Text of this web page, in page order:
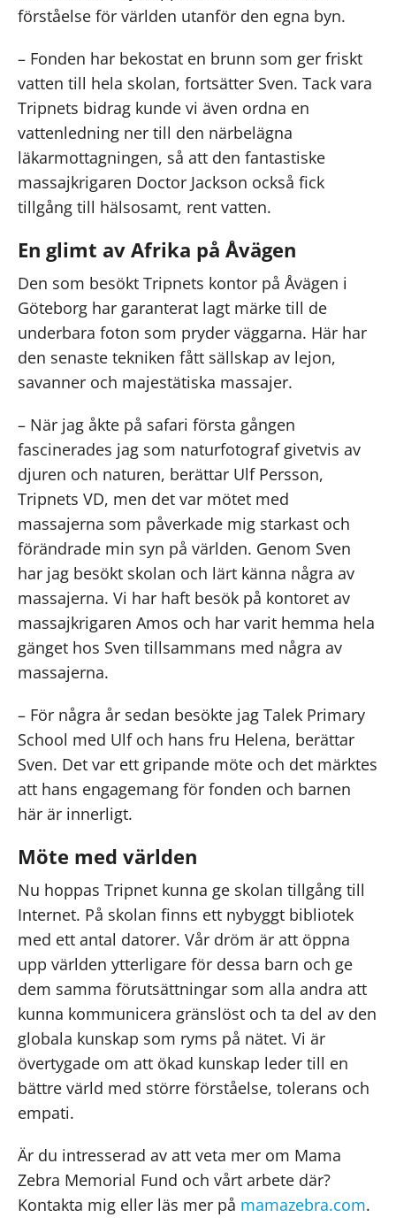
förståelse för världen utanför den egna byn.
– Fonden har bekostat en brunn som ger friskt
vatten till hela skolan, fortsätter Sven. Tack vara
Tripnets bidrag kunde vi även ordna en
vattenledning ner till den närbelägna
läkarmottagningen, så att den fantastiske
massajkrigaren Doctor Jackson också fick
tillgång till hälsosamt, rent vatten.
En glimt av Afrika på Åvägen
Den som besökt Tripnets kontor på Åvägen i
Göteborg har garanterat lagt märke till de
underbara foton som pryder väggarna. Här har
den senaste tekniken fått sällskap av lejon,
savanner och majestätiska massajer.
– När jag åkte på safari första gången
fascinerades jag som naturfotograf givetvis av
djuren och naturen, berättar Ulf Persson,
Tripnets VD, men det var mötet med
massajerna som påverkade mig starkast och
förändrade min syn på världen. Genom Sven
har jag besökt skolan och lärt känna några av
massajerna. Vi har haft besök på kontoret av
massajkrigaren Amos och har varit hemma hela
gänget hos Sven tillsammans med några av
massajerna.
– För några år sedan besökte jag Talek Primary
School med Ulf och hans fru Helena, berättar
Sven. Det var ett gripande möte och det märktes
att hans engagemang för fonden och barnen
här är innerligt.
Möte med världen
Nu hoppas Tripnet kunna ge skolan tillgång till
Internet. På skolan finns ett nybyggt bibliotek
med ett antal datorer. Vår dröm är att öppna
upp världen ytterligare för dessa barn och ge
dem samma förutsättningar som alla andra att
kunna kommunicera gränslöst och ta del av den
globala kunskap som ryms på nätet. Vi är
övertygade om att ökad kunskap leder till en
bättre värld med större förståelse, tolerans och
empati.
Är du intresserad av att veta mer om Mama
Zebra Memorial Fund och vårt arbete där?
Kontakta mig eller läs mer på mamazebra.com.